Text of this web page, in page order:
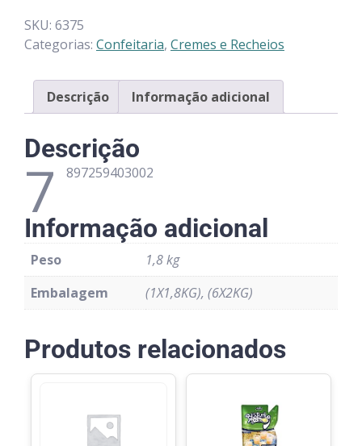
SKU: 6375
Categorias: Confeitaria, Cremes e Recheios
Descrição Informação adicional
Descrição
7 897259403002
Informação adicional
Peso
1,8 kg
Embalagem
(1X1,8KG), (6X2KG)
Produtos relacionados